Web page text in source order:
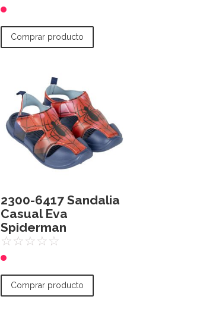
Comprar producto
2300-6417 Sandalia
Casual Eva
Spiderman
☆☆☆☆☆
Comprar producto